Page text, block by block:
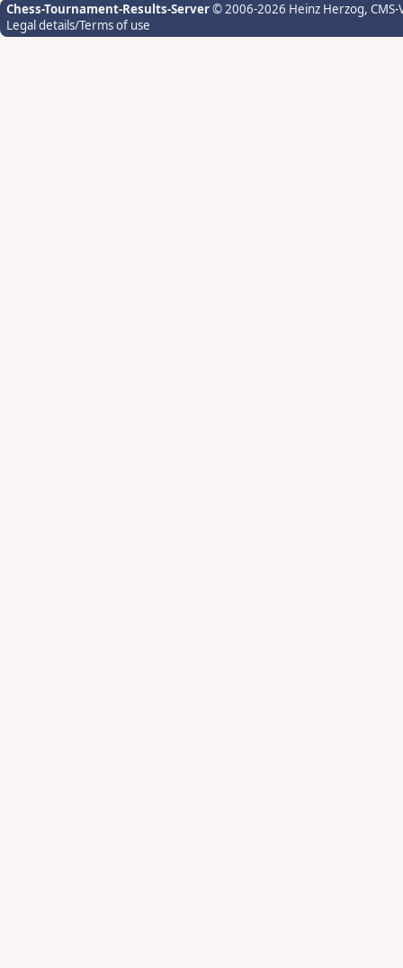
Chess-Tournament-Results-Server© 2006-2026 Heinz Herzog,
Legal details/Terms of use